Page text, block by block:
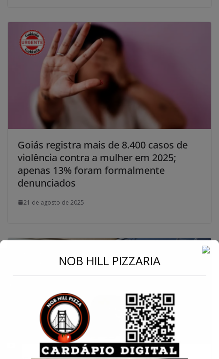
Goiás registra mais de 8.400 casos de
violência contra a mulher em 2025;
apenas 13% foram formalmente
denunciados
21 de agosto de 2025
NOB HILL PIZZARIA